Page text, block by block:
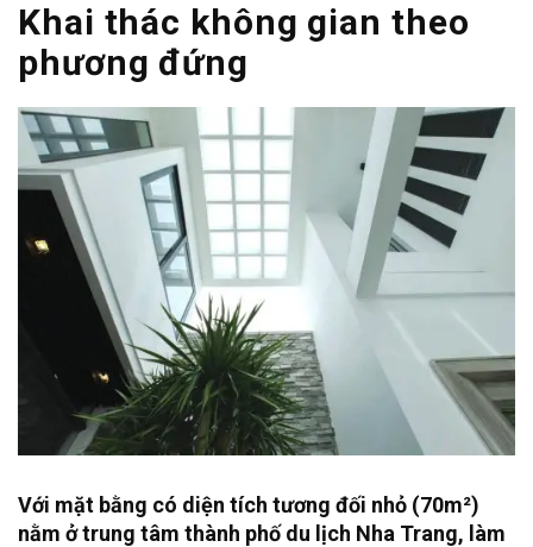
Khai thác không gian theo
phương đứng
Với mặt bằng có diện tích tương đối nhỏ (70m²)
nằm ở trung tâm thành phố du lịch Nha Trang, làm